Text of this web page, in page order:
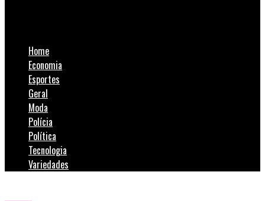
Home
Economia
Esportes
Geral
Moda
Polícia
Política
Tecnologia
Variedades